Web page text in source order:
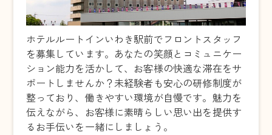
ホテルルートインいわき駅前でフロントスタッフ
を募集しています。あなたの笑顔とコミュニケー
ション能力を活かして、お客様の快適な滞在をサ
ポートしませんか？未経験者も安心の研修制度が
整っており、働きやすい環境が自慢です。魅力を
伝えながら、お客様に素晴らしい思い出を提供す
るお手伝いを一緒にしましょう。